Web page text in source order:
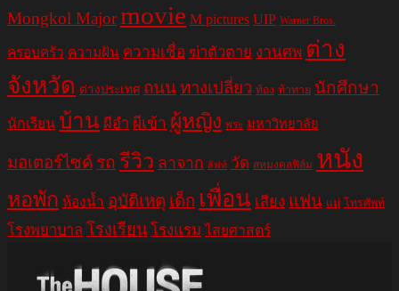
Mongkol Majormovie M pictures UIP Warner Bros.
ครอบครัว ความฝัน ความเชื่อ ฆ่าตัวตาย งานศพ ต่าง
จังหวัด ต่างประเทศ ถนนทางเปลี่ยว ท้อง ท้าทาย นักศึกษา
นักเรียน บ้าน ผีอำ ผีเข้า ผู้หญิง พระ มหาวิทยาลัย
มอเตอร์ไซค์ รถ รีวิว ลาจาก ลิฟท์ วัด สหมงคลฟิล์ม หนัง
หอพัก ห้องน้ำ อุบัติเหตุ เด็ก เพื่อน เสียง แฟน แม่ โทรศัพท์
โรงพยาบาล โรงเรียน โรงแรม ไสยศาสตร์